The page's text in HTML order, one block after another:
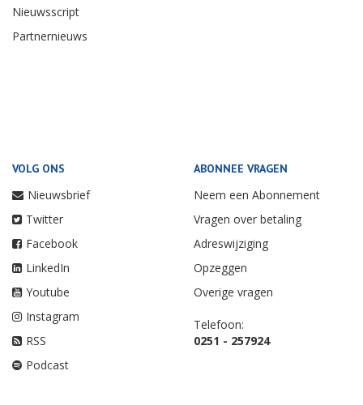
Nieuwsscript
Partnernieuws
VOLG ONS
Nieuwsbrief
Twitter
Facebook
LinkedIn
Youtube
Instagram
RSS
Podcast
ABONNEE VRAGEN
Neem een Abonnement
Vragen over betaling
Adreswijziging
Opzeggen
Overige vragen
Telefoon:
0251 - 257924